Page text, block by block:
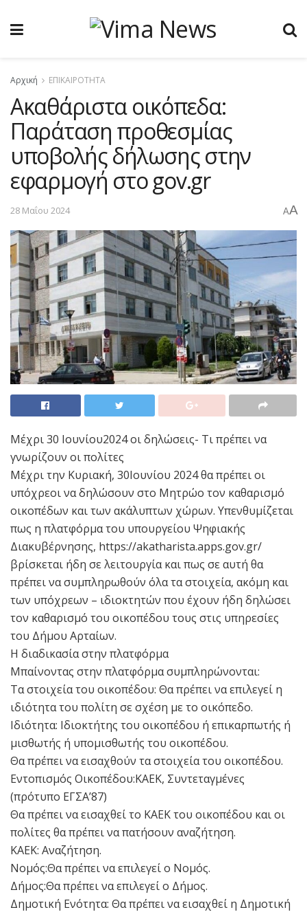
Αρχική ΕΠΙΚΑΙΡΟΤΗΤΑ
Ακαθάριστα οικόπεδα:
Παράταση προθεσμίας
υποβολής δήλωσης στην
εφαρμογή στο gov.gr
28 Μαΐου 2024 AA
Μέχρι 30 Ιουνίου2024 οι δηλώσεις- Τι πρέπει να
γνωρίζουν οι πολίτες
Μέχρι την Κυριακή, 30Ιουνίου 2024 θα πρέπει οι
υπόχρεοι να δηλώσουν στο Mητρώο τον καθαρισμό
οικοπέδων και των ακάλυπτων χώρων. Υπενθυμίζεται
πως η πλατφόρμα του υπουργείου Ψηφιακής
Διακυβέρνησης, https://akatharista.apps.gov.gr/
βρίσκεται ήδη σε λειτουργία και πως σε αυτή θα
πρέπει να συμπληρωθούν όλα τα στοιχεία, ακόμη και
των υπόχρεων – ιδιοκτητών που έχουν ήδη δηλώσει
τον καθαρισμό του οικοπέδου τους στις υπηρεσίες
του Δήμου Αρταίων.
Η διαδικασία στην πλατφόρμα
Μπαίνοντας στην πλατφόρμα συμπληρώνονται:
Τα στοιχεία του οικοπέδου: Θα πρέπει να επιλεγεί η
ιδιότητα του πολίτη σε σχέση με το οικόπεδο.
Ιδιότητα: Ιδιοκτήτης του οικοπέδου ή επικαρπωτής ή
μισθωτής ή υπομισθωτής του οικοπέδου.
Θα πρέπει να εισαχθούν τα στοιχεία του οικοπέδου.
Εντοπισμός Οικοπέδου:ΚΑΕΚ, Συντεταγμένες
(πρότυπο ΕΓΣΑ’87)
Θα πρέπει να εισαχθεί το ΚΑΕΚ του οικοπέδου και οι
πολίτες θα πρέπει να πατήσουν αναζήτηση.
ΚΑΕΚ: Αναζήτηση.
Νομός:Θα πρέπει να επιλεγεί ο Νομός.
Δήμος:Θα πρέπει να επιλεγεί ο Δήμος.
Δημοτική Ενότητα: Θα πρέπει να εισαχθεί η Δημοτική